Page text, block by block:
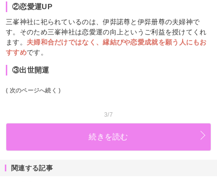
②恋愛運UP
三峯神社に祀られているのは、伊弉諾尊と伊弉册尊の夫婦神で
す。そのため三峯神社は恋愛運の向上というご利益を授けてくれ
ます。 夫婦和合だけではなく、縁結びや恋愛成就を願う人にもお
すすめです。
③出世開運
( 次のページへ続く )
3/7
続きを読む
関連する記事